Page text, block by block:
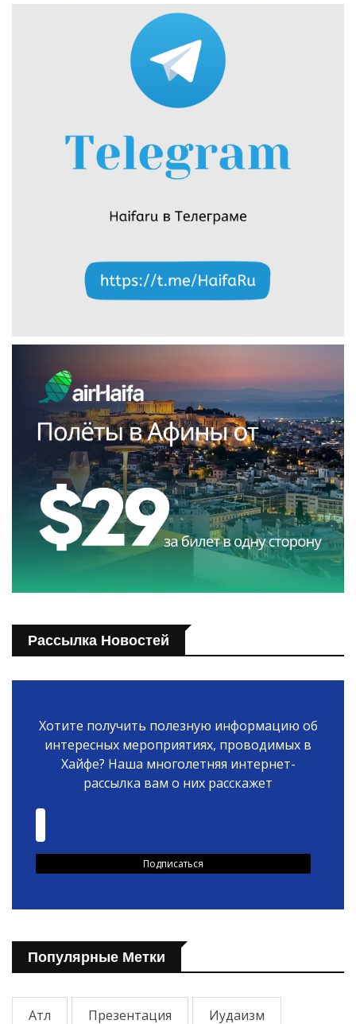
Рассылка Новостей
Хотите получить полезную информацию об
интересных мероприятиях, проводимых в
Хайфе? Наша многолетняя интернет-
рассылка вам о них расскажет
Популярные Метки
Атл Презентация Иудаизм